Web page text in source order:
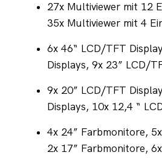
27x Multiviewer mit 12
35x Multiviewer mit 4
6x 46“ LCD/TFT
Displays, 9x 23” LCD/
9x 20” LCD/TFT
Displays, 10x 12,4 “
4x 24” Farbmonitore,
2x 17” Farbmonitore,